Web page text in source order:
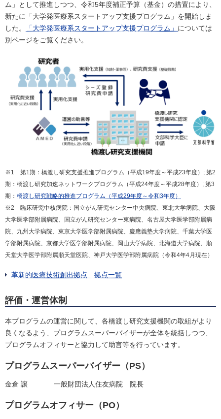
ム」として推進しつつ、令和5年度補正予算（基金）の措置により、
新たに「大学発医療系スタートアップ支援プログラム」を開始しま
した。
「大学発医療系スタートアップ支援プログラム」 については
別ページをご覧ください。
※1 第1期：橋渡し研究支援推進プログラム（平成19年度～平成23年度）; 第2
期：橋渡し研究加速ネットワークプログラム（平成24年度～平成28年度）; 第3
期： 橋渡し研究戦略的推進プログラム（平成29年度～令和3年度）
※2 臨床研究中核病院：国立がん研究センター中央病院、東北大学病院、大阪
大学医学部附属病院、国立がん研究センター東病院、名古屋大学医学部附属病
院、九州大学病院、東京大学医学部附属病院、慶應義塾大学病院、千葉大学医
学部附属病院、京都大学医学部附属病院、岡山大学病院、北海道大学病院、順
天堂大学医学部附属順天堂医院、神戸大学医学部附属病院（令和4年4月現在）
革新的医療技術創出拠点 拠点一覧
評価・運営体制
本プログラムの運営に関して、各橋渡し研究支援機関の取組がより
良くなるよう、プログラムスーパーバイザーが全体を統括しつつ、
プログラムオフィサーと協力して助言等を行っています。
プログラムスーパーバイザー（PS）
金倉 譲 一般財団法人住友病院 院長
プログラムオフィサー（PO）